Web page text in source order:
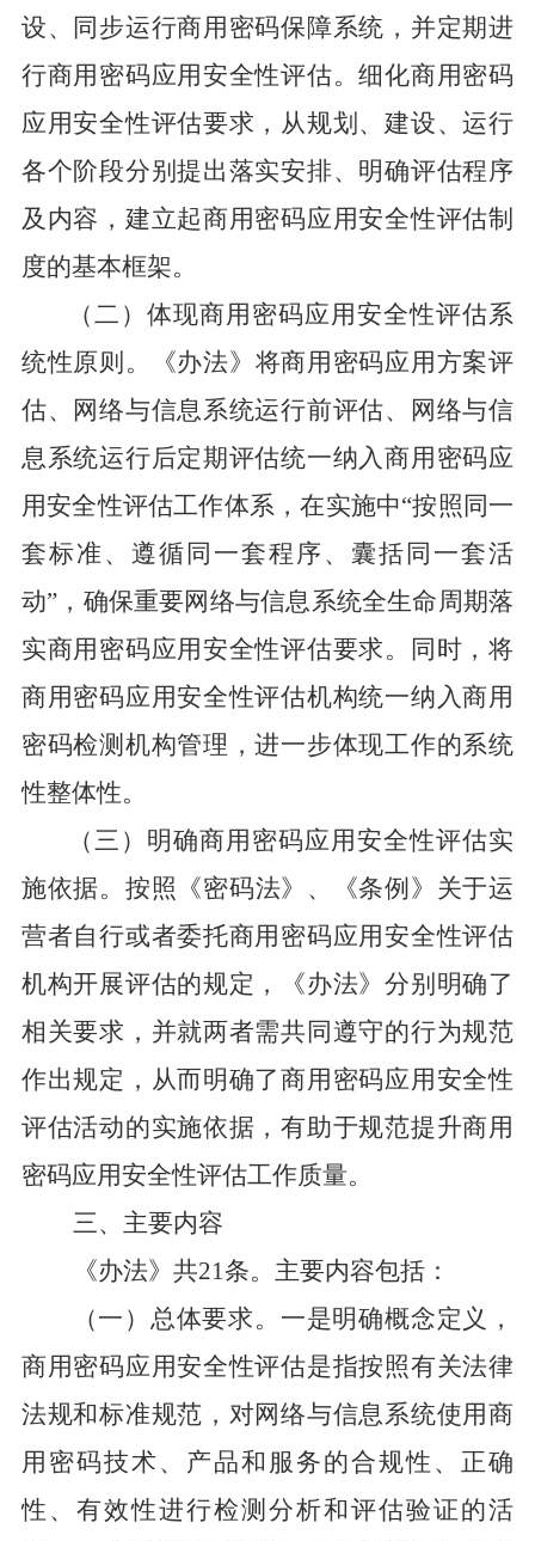
设、同步运行商用密码保障系统，并定期进
行商用密码应用安全性评估。细化商用密码
应用安全性评估要求，从规划、建设、运行
各个阶段分别提出落实安排、明确评估程序
及内容，建立起商用密码应用安全性评估制
度的基本框架。
（二）体现商用密码应用安全性评估系
统性原则。
《办法》将商用密码应用方案评
估、网络与信息系统运行前评估、网络与信
息系统运行后定期评估统一纳入商用密码应
用安全性评估工作体系，在实施中“按照同一
套标准、遵循同一套程序、囊括同一套活
动” ，确保重要网络与信息系统全生命周期落
实商用密码应用安全性评估要求。同时，将
商用密码应用安全性评估机构统一纳入商用
密码检测机构管理，进一步体现工作的系统
性整体性。
（三）明确商用密码应用安全性评估实
施依据。 按照《密码法》、《条例》关于运
营者自行或者委托商用密码应用安全性评估
机构开展评估的规定，《办法》分别明确了
相关要求，并就两者需共同遵守的行为规范
作出规定，从而明确了商用密码应用安全性
评估活动的实施依据，有助于规范提升商用
密码应用安全性评估工作质量。
三、主要内容
《办法》共21条。主要内容包括：
（一）总体要求。 一是明确概念定义，
商用密码应用安全性评估是指按照有关法律
法规和标准规范，对网络与信息系统使用商
用密码技术、产品和服务的合规性、正确
性、有效性进行检测分析和评估验证的活